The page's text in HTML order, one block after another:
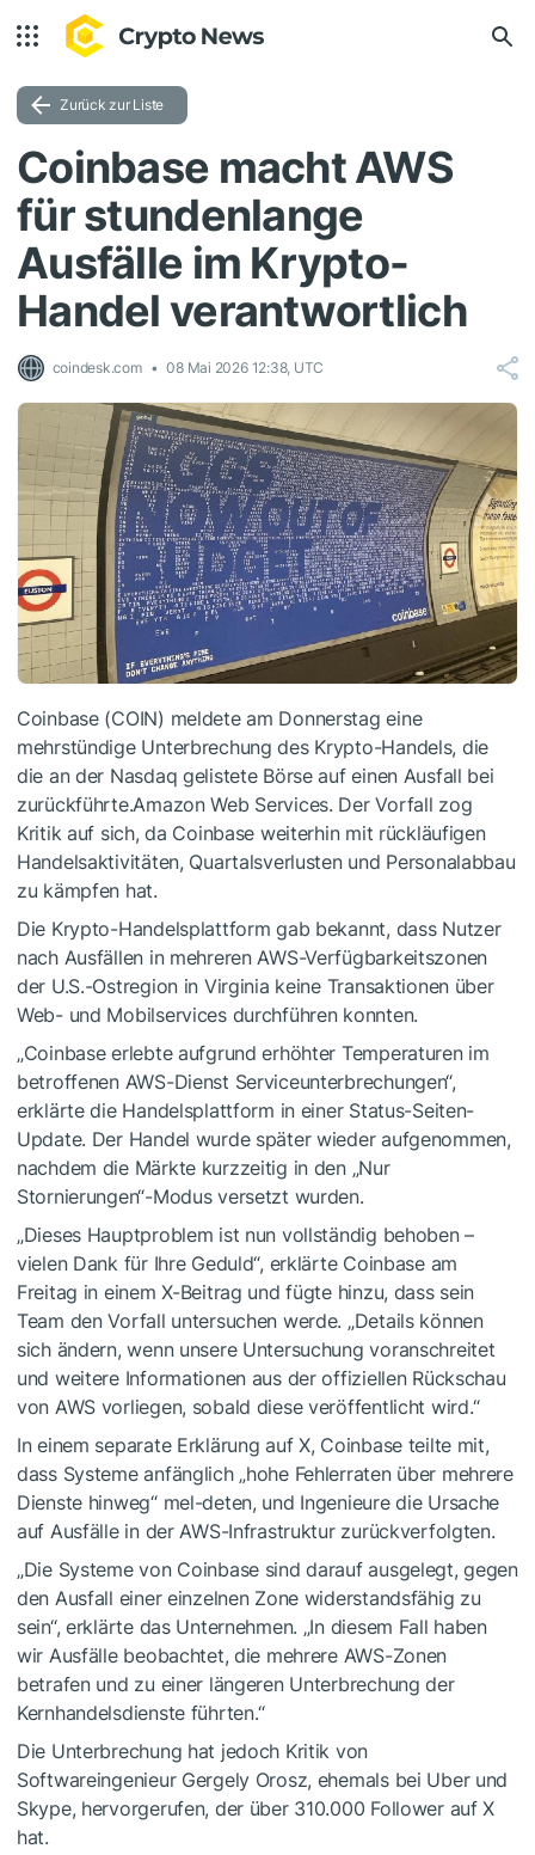
Zurück zur Liste
Coinbase macht AWS
für stundenlange
Ausfälle im Krypto-
Handel verantwortlich
coindesk.com 08 Mai 2026 12:38, UTC
Coinbase (COIN) meldete am Donnerstag eine
mehrstündige Unterbrechung des Krypto-Handels, die
die an der Nasdaq gelistete Börse auf einen Ausfall bei
zurückführte.Amazon Web Services. Der Vorfall zog
Kritik auf sich, da Coinbase weiterhin mit rückläufigen
Handelsaktivitäten, Quartalsverlusten und Personalabbau
zu kämpfen hat.
Die Krypto-Handelsplattform gab bekannt, dass Nutzer
nach Ausfällen in mehreren AWS-Verfügbarkeitszonen
der U.S.-Ostregion in Virginia keine Transaktionen über
Web- und Mobilservices durchführen konnten.
„Coinbase erlebte aufgrund erhöhter Temperaturen im
betroffenen AWS-Dienst Serviceunterbrechungen“,
erklärte die Handelsplattform in einer Status-Seiten-
Update. Der Handel wurde später wieder aufgenommen,
nachdem die Märkte kurzzeitig in den „Nur
Stornierungen“-Modus versetzt wurden.
„Dieses Hauptproblem ist nun vollständig behoben –
vielen Dank für Ihre Geduld“, erklärte Coinbase am
Freitag in einem X-Beitrag und fügte hinzu, dass sein
Team den Vorfall untersuchen werde. „Details können
sich ändern, wenn unsere Untersuchung voranschreitet
und weitere Informationen aus der offiziellen Rückschau
von AWS vorliegen, sobald diese veröffentlicht wird.“
In einem separate Erklärung auf X, Coinbase teilte mit,
dass Systeme anfänglich „hohe Fehlerraten über mehrere
Dienste hinweg“ mel-deten, und Ingenieure die Ursache
auf Ausfälle in der AWS-Infrastruktur zurückverfolgten.
„Die Systeme von Coinbase sind darauf ausgelegt, gegen
den Ausfall einer einzelnen Zone widerstandsfähig zu
sein“, erklärte das Unternehmen. „In diesem Fall haben
wir Ausfälle beobachtet, die mehrere AWS-Zonen
betrafen und zu einer längeren Unterbrechung der
Kernhandelsdienste führten.“
Die Unterbrechung hat jedoch Kritik von
Softwareingenieur Gergely Orosz, ehemals bei Uber und
Skype, hervorgerufen, der über 310.000 Follower auf X
hat.